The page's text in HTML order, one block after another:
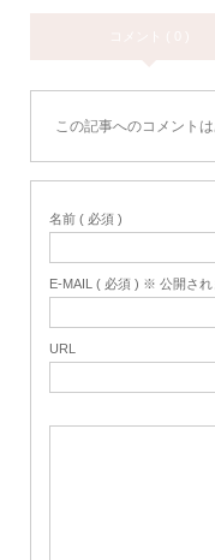
この記事へのコメントは
名前 ( 必須 )
E-MAIL ( 必須 ) ※ 公開され
URL